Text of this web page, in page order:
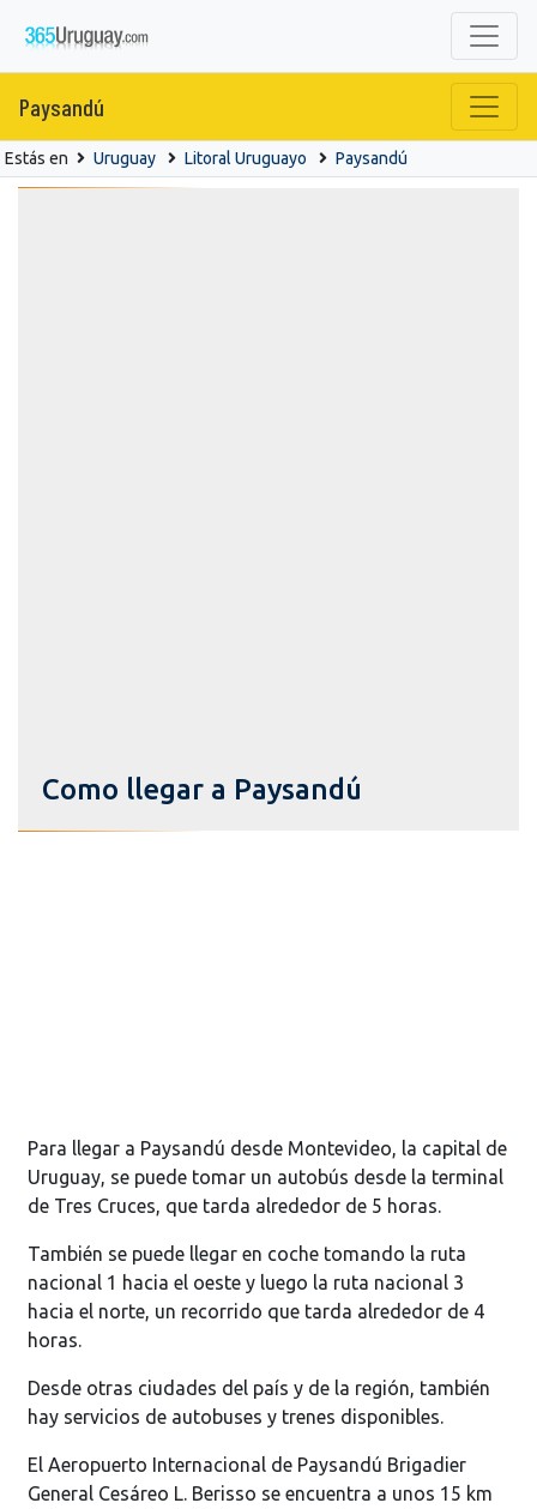
Paysandú
Estás en Uruguay Litoral Uruguayo Paysandú
Como llegar a Paysandú
Para llegar a Paysandú desde Montevideo, la capital de
Uruguay, se puede tomar un autobús desde la terminal
de Tres Cruces, que tarda alrededor de 5 horas.
También se puede llegar en coche tomando la ruta
nacional 1 hacia el oeste y luego la ruta nacional 3
hacia el norte, un recorrido que tarda alrededor de 4
horas.
Desde otras ciudades del país y de la región, también
hay servicios de autobuses y trenes disponibles.
El Aeropuerto Internacional de Paysandú Brigadier
General Cesáreo L. Berisso se encuentra a unos 15 km